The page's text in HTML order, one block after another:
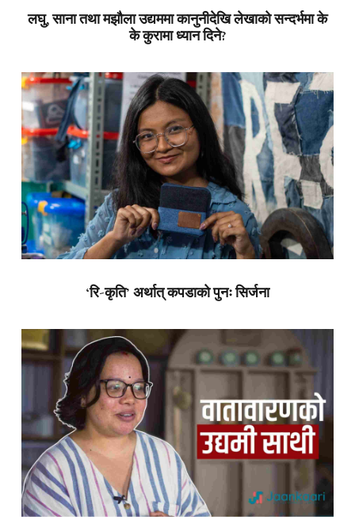
लघु, साना तथा मझौला उद्यममा कानुनीदेखि लेखाको सन्दर्भमा के
के कुरामा ध्यान दिने?
‘रि-कृति’ अर्थात् कपडाको पुनः सिर्जना